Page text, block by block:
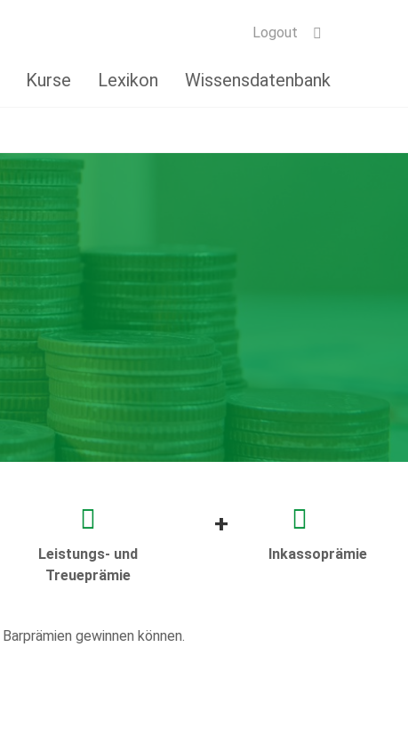
Logout
Kurse Lexikon Wissensdatenbank
Leistungs- und
Treueprämie
+
Inkassoprämie
gewinnen können.